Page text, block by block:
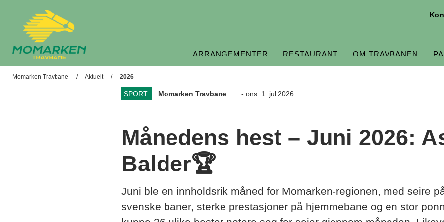
ARRANGEMENTER RESTAURANT OM TRAVBANEN
Momarken Travbane Aktuelt 2026
SPORT Momarken Travbane - ons. 1. jul 2026
Månedens hest – Juni 2026:
Balder🏆
Juni ble en innholdsrik måned for Momarken-regionen, med seire
svenske baner, sterke prestasjoner på hjemmebane og en stor